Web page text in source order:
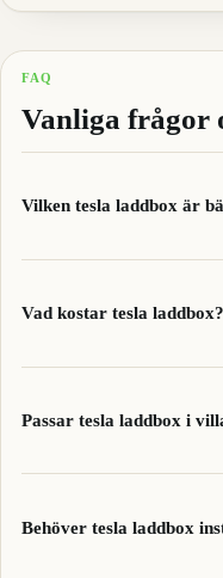
FAQ
Vanliga frågor
Vilken tesla laddbox är
Vad kostar tesla laddbox?
Passar tesla laddbox i
Behöver tesla laddbox